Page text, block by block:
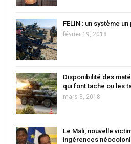
FELIN : un système
février 19, 2018
Disponibilité des
qui font tache ou les
mars 8, 2018
Le Mali, nouvelle
ingérences